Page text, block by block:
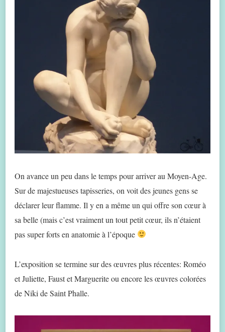
On avance un peu dans le temps pour arriver au Moyen-Age.
Sur de majestueuses tapisseries, on voit des jeunes gens se
déclarer leur flamme. Il y en a même un qui offre son cœur à
sa belle (mais c’est vraiment un tout petit cœur, ils n’étaient
pas super forts en anatomie à l’époque
L’exposition se termine sur des œuvres plus récentes: Roméo
et Juliette, Faust et Marguerite ou encore les œuvres colorées
de Niki de Saint Phalle.